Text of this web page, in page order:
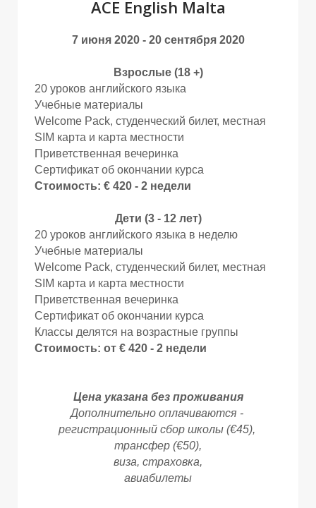
Е
ACE English Malta
7 июня 2020 - 20 сентября 2020
Взрослые (18 +)
20 уроков английского языка
Учебные материалы
Welcome Pack, студенческий билет, местная
SIM карта и карта местности
Приветственная вечеринка
Сертификат об окончании курса
Стоимость: € 420 - 2 недели
Дети (3 - 12 лет)
20 уроков английского языка в неделю
Учебные материалы
Welcome Pack, студенческий билет, местная
SIM карта и карта местности
Приветственная вечеринка
Сертификат об окончании курса
Классы делятся на возрастные группы
Стоимость: от € 420 - 2 недели
Цена указана без проживания
Дополнительно оплачиваются -
регистрационный сбор школы (€45),
трансфер (€50),
виза, страховка,
авиабилеты
Е